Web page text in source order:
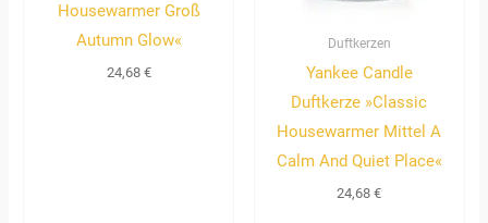
Housewarmer Groß
Autumn Glow«
24,68 €
Duftkerzen
Yankee Candle
Duftkerze »Classic
Housewarmer Mittel A
Calm And Quiet Place«
24,68€